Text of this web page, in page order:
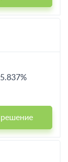
решение